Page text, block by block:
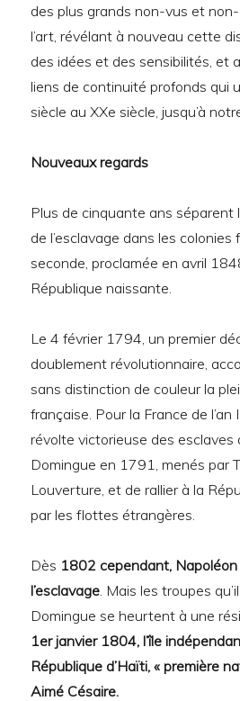
des plus grands non-vus et
l’art, révélant à nouveau cette
des idées et des sensibilités, et
liens de continuité profonds qui
siècle au XXe siècle, jusqu’à
Nouveaux regards
Plus de cinquante ans séparent
de l’esclavage dans les colonies
seconde, proclamée en avril
République naissante.
Le 4 février 1794, un premier
doublement révolutionnaire,
sans distinction de couleur la
française. Pour la France de l’an
révolte victorieuse des esclaves
Domingue en 1791, menés par
Louverture, et de rallier à la
par les flottes étrangères.
Dès 1802 cependant,
l’esclavage . Mais les troupes
Domingue se heurtent à une
1er janvier 1804, l’île
République d’Haïti, « première
Aimé Césaire.